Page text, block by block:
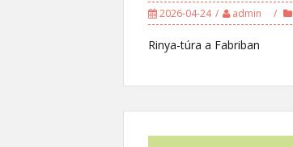
2026-04-24 admin
Rinya-túra a Fabriban